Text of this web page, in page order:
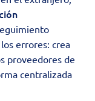
errores: crea
proveedores de
centralizada